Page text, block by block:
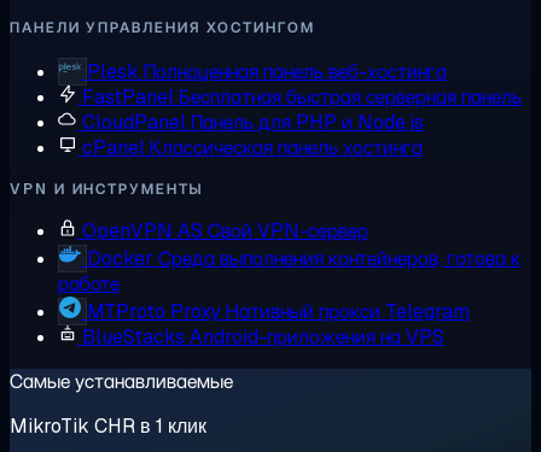
ПАНЕЛИ УПРАВЛЕНИЯ ХОСТИНГОМ
Plesk Полноценная панель веб-хостинга
FastPanelБесплатная быстрая серверная панель
CloudPanel Панель для PHP и Node.js
cPanelКлассическая панель хостинга
VPN И ИНСТРУМЕНТЫ
OpenVPN AS Свой VPN-сервер
Docker Среда выполнения контейнеров, готова к
работе
MTProto ProxyНативный прокси Telegram
BlueStacks Android-приложения на VPS
Самые устанавливаемые
MikroTik CHR в 1 клик